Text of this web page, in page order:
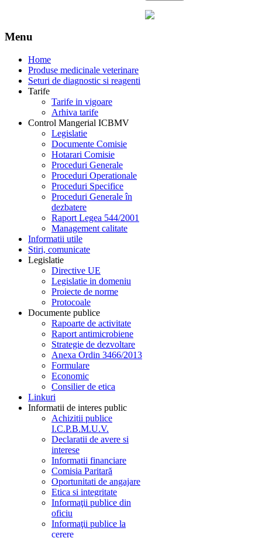
Menu
Home
Produse medicinale veterinare
Seturi de diagnostic si reagenti
Tarife
Tarife in vigoare
Arhiva tarife
Control Mangerial ICBMV
Legislatie
Documente Comisie
Hotarari Comisie
Proceduri Generale
Proceduri Operationale
Proceduri Specifice
Proceduri Generale în
dezbatere
Raport Legea 544/2001
Management calitate
Informatii utile
Stiri, comunicate
Legislatie
Directive UE
Legislatie in domeniu
Proiecte de norme
Protocoale
Documente publice
Rapoarte de activitate
Raport antimicrobiene
Strategie de dezvoltare
Anexa Ordin 3466/2013
Formulare
Economic
Consilier de etica
Linkuri
Informatii de interes public
Achizitii publice
I.C.P.B.M.U.V.
Declaratii de avere si
interese
Informatii financiare
Comisia Paritară
Oportunitati de angajare
Etica si integritate
Informaţii publice din
oficiu
Informaţii publice la
cerere